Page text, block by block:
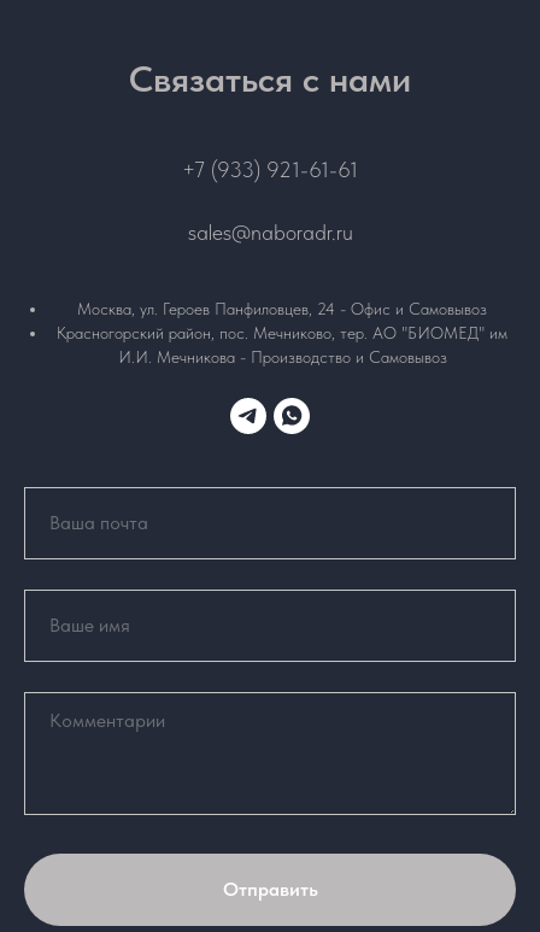
Связаться с нами
+7 (933) 921-61-61
sales@naboradr.ru
Москва, ул. Героев Панфиловцев, 24 - Офис и Самовывоз
Красногорский район, пос. Мечниково, тер. АО "БИОМЕД" им
И.И. Мечникова - Производство и Самовывоз
Отправить